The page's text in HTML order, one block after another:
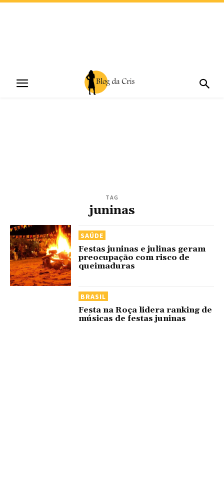
TAG
juninas
SAÚDE
Festas juninas e julinas geram
preocupação com risco de
queimaduras
BRASIL
Festa na Roça lidera ranking de
músicas de festas juninas